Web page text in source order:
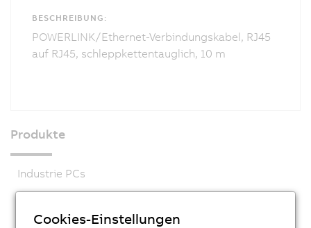
BESCHREIBUNG:
POWERLINK/Ethernet-Verbindungskabel, RJ45
auf RJ45, schleppkettentauglich, 10 m
Produkte
Industrie PCs
Visualisieren und Bedienen
Steuerungssysteme
Cookies-Einstellungen